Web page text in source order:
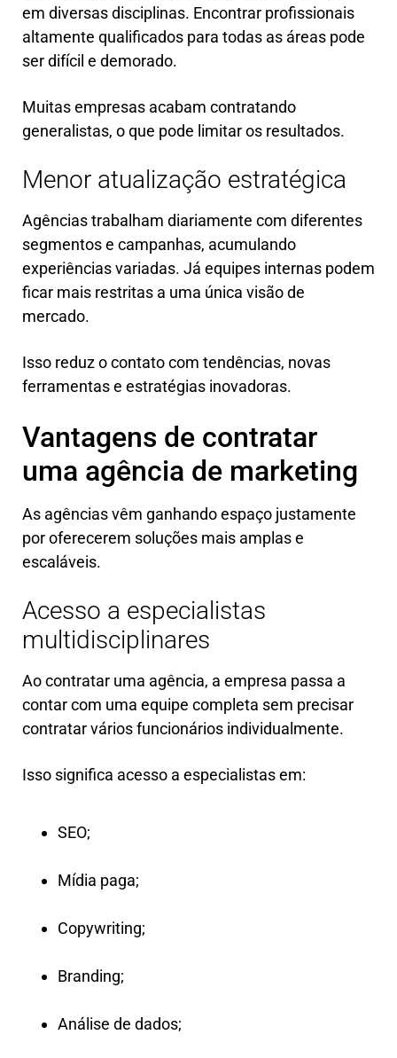
em diversas disciplinas. Encontrar profissionais
altamente qualificados para todas as áreas pode
ser difícil e demorado.
Muitas empresas acabam contratando
generalistas, o que pode limitar os resultados.
Menor atualização estratégica
Agências trabalham diariamente com diferentes
segmentos e campanhas, acumulando
experiências variadas. Já equipes internas podem
ficar mais restritas a uma única visão de
mercado.
Isso reduz o contato com tendências, novas
ferramentas e estratégias inovadoras.
Vantagens de contratar
uma agência de marketing
As agências vêm ganhando espaço justamente
por oferecerem soluções mais amplas e
escaláveis.
Acesso a especialistas
multidisciplinares
Ao contratar uma agência, a empresa passa a
contar com uma equipe completa sem precisar
contratar vários funcionários individualmente.
Isso significa acesso a especialistas em:
SEO;
Mídia paga;
Copywriting;
Branding;
Análise de dados;